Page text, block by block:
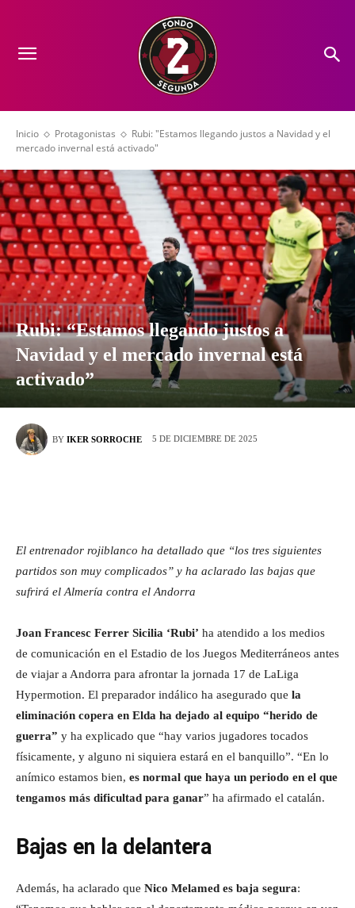
Inicio Protagonistas
Rubi: "Estamos llegando justos a Navidad y el
mercado invernal está activado"
Rubi: “Estamos llegando justos a
Navidad y el mercado invernal está
activado”
BY IKER SORROCHE 5 DE DICIEMBRE DE 2025
El entrenador rojiblanco ha detallado que “los tres siguientes
partidos son muy complicados” y ha aclarado las bajas que
sufrirá el Almería contra el Andorra
Joan Francesc Ferrer Sicilia ‘Rubi’ ha atendido a los medios
de comunicación en el Estadio de los Juegos Mediterráneos antes
de viajar a Andorra para afrontar la jornada 17 de LaLiga
Hypermotion. El preparador indálico ha asegurado que la
eliminación copera en Elda ha dejado al equipo “herido de
guerra” y ha explicado que “hay varios jugadores tocados
físicamente, y alguno ni siquiera estará en el banquillo”. “En lo
anímico estamos bien, es normal que haya un periodo en el que
tengamos más dificultad para ganar” ha afirmado el catalán.
Bajas en la delantera
Además, ha aclarado que Nico Melamed es baja segura: